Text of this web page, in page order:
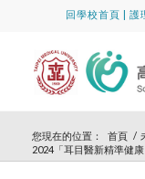
回學校首頁 | 護
您現在的位置： 首頁 /
2024「耳目醫新精準健康